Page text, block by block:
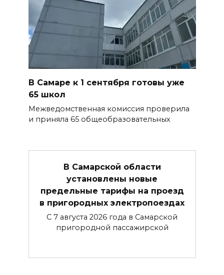
В Самаре к 1 сентября готовы уже
65 школ
Межведомственная комиссия проверила
и приняла 65 общеобразовательных
В Самарской области
установлены новые
предельные тарифы на проезд
в пригородных электропоездах
С 7 августа 2026 года в Самарской
пригородной пассажирской